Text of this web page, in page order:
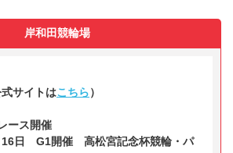
岸和田競輪場
サイトはこちら）
ース開催
16日 G1開催 高松宮記念杯競輪・パ